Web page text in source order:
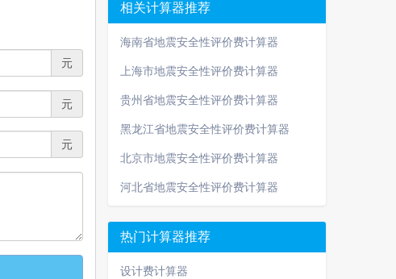
元
元
元
相关计算器推荐
海南省地震安全性评价费计算器
上海市地震安全性评价费计算器
贵州省地震安全性评价费计算器
黑龙江省地震安全性评价费计算器
北京市地震安全性评价费计算器
河北省地震安全性评价费计算器
热门计算器推荐
设计费计算器